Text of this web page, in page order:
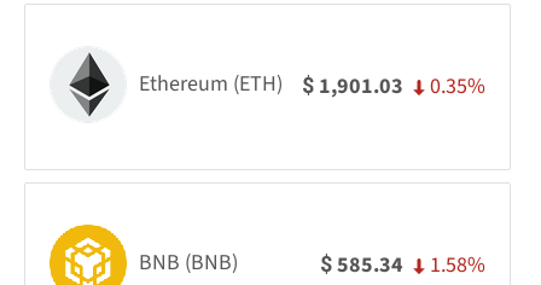
Ethereum (ETH) $ 1,901.03 0.35%
BNB (BNB) $585.34 1.58%